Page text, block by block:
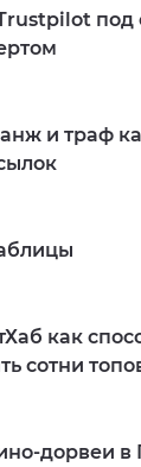
и траф
как
сотни
дорвеи в